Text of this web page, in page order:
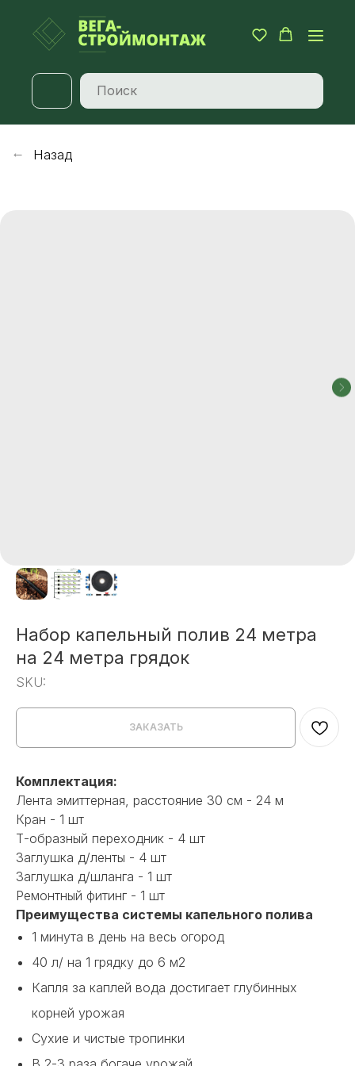
Назад
Набор капельный полив 24 метра
на 24 метра грядок
SKU:
ЗАКАЗАТЬ
Комплектация:
Лента эмиттерная, расстояние 30 см - 24 м
Кран - 1 шт
Т-образный переходник - 4 шт
Заглушка д/ленты - 4 шт
Заглушка д/шланга - 1 шт
Ремонтный фитинг - 1 шт
Преимущества системы капельного полива
1 минута в день на весь огород
40 л/ на 1 грядку до 6 м2
Капля за каплей вода достигает глубинных
корней урожая
Сухие и чистые тропинки